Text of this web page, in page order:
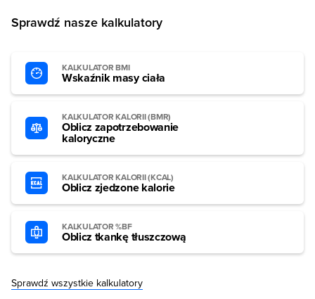
Sprawdź nasze kalkulatory
KALKULATOR BMI
Wskaźnik masy ciała
KALKULATOR KALORII (BMR)
Oblicz zapotrzebowanie
kaloryczne
KALKULATOR KALORII (KCAL)
Oblicz zjedzone kalorie
KALKULATOR %BF
Oblicz tkankę tłuszczową
Sprawdź wszystkie kalkulatory